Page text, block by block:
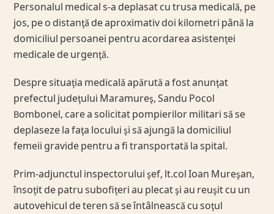
Personalul medical s-a deplasat cu trusa medicală, pe
jos, pe o distanţă de aproximativ doi kilometri până la
domiciliul persoanei pentru acordarea asistenţei
medicale de urgenţă.
Despre situaţia medicală apărută a fost anunţat
prefectul judeţului Maramureş, Sandu Pocol
Bombonel, care a solicitat pompierilor militari să se
deplaseze la faţa locului şi să ajungă la domiciliul
femeii gravide pentru a fi transportată la spital.
Prim-adjunctul inspectorului şef, lt.col Ioan Mureşan,
însoţit de patru subofiţeri au plecat şi au reuşit cu un
autovehicul de teren să se întâlnească cu soţul